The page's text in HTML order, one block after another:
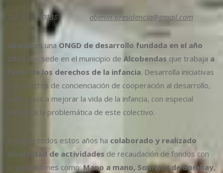
TLF: 619250138 abenin.presidencia@gmail.com
abenin es una ONGD de desarrollo fundada en el año
2003 con sede en el municipio de Alcobendas que trabaja a
favor de los derechos de la infancia. Desarrolla iniciativas
y proyectos de concienciación de cooperación al desarrollo,
enfocados a mejorar la vida de la infancia, con especial
énfasis a la problemática de este colectivo.
Durante todos estos años ha colaborado y realizado
diversidad de actividades de recaudación de fondos con
organizaciones como:Mano a mano, Sonrisas de Bombay,